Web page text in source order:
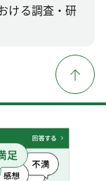
ける調査・研